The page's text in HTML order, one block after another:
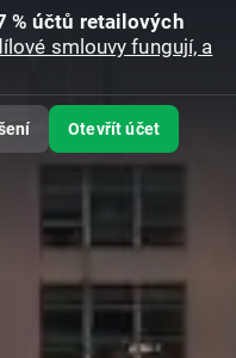
% účtů retailových
smlouvy fungují, a
Otevřít účet